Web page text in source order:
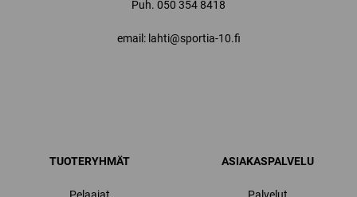
Puh. 050 354 8418
email: lahti@sportia-10.fi
TUOTERYHMÄT ASIAKASPALVELU